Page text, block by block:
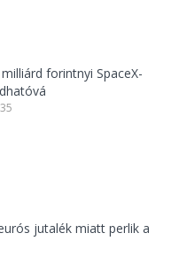
forintnyi SpaceX-
jutalék miatt perlik a